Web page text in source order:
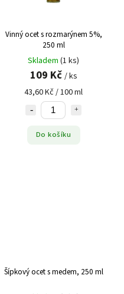
Vinný ocet s rozmarýnem 5%,
250 ml
Skladem (1 ks)
109 Kč / ks
43,60 Kč / 100 ml
Do košíku
Šípkový ocet s medem, 250 ml